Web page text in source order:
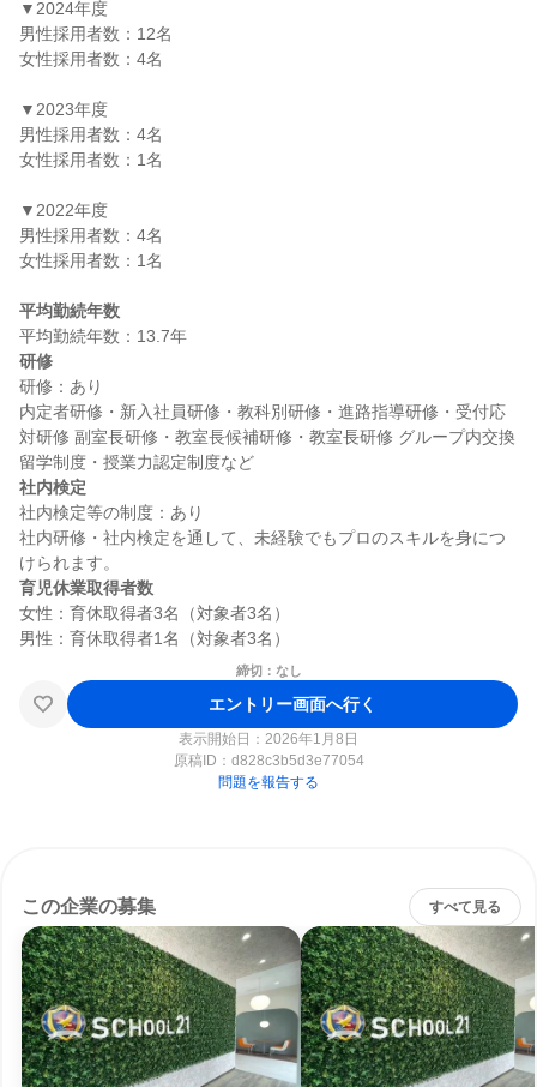
▼2024年度
男性採用者数：12名
女性採用者数：4名
▼2023年度
男性採用者数：4名
女性採用者数：1名
▼2022年度
男性採用者数：4名
女性採用者数：1名
平均勤続年数
研修
研修：あり
内定者研修・新入社員研修・教科別研修・進路指導研修・受付応
対研修 副室長研修・教室長候補研修・教室長研修 グループ内交換
社内検定
社内検定等の制度：あり
社内研修・社内検定を通して、未経験でもプロのスキルを身につ
育児休業取得者数
女性：育休取得者3名（対象者3名）
締切：なし
エントリー画面へ行く
表示開始日：2026年1月8日
原稿ID： d828c3b5d3e77054
問題を報告する
この企業の募集 すべて見る